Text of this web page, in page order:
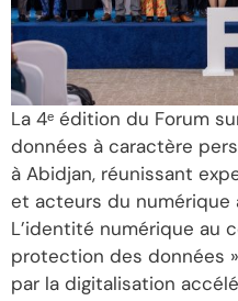
La 4ᵉ édition du Forum
données à caractère
à Abidjan, réunissant
et acteurs du numérique
L’identité numérique au
protection des données
par la digitalisation